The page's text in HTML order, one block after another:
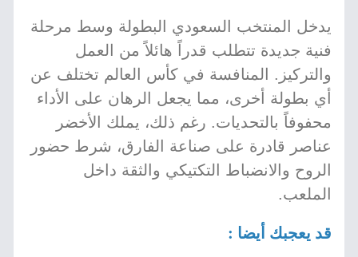
يدخل المنتخب السعودي البطولة وسط مرحلة
فنية جديدة تتطلب قدراً هائلاً من العمل
والتركيز. المنافسة في كأس العالم تختلف عن
أي بطولة أخرى، مما يجعل الرهان على الأداء
محفوفاً بالتحديات. رغم ذلك، يملك الأخضر
عناصر قادرة على صناعة الفارق، شرط حضور
الروح والانضباط التكتيكي والثقة داخل
الملعب.
قد يعجبك أيضا :